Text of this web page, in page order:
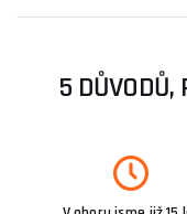
5 DŮVODŮ,